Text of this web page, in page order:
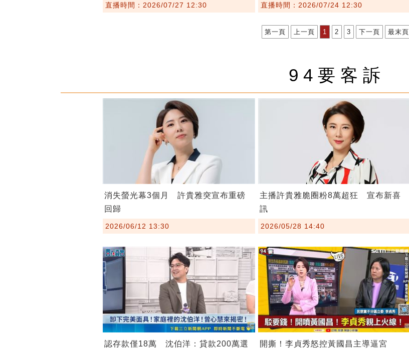
直播時間：2026/07/27 12:30 直播時間：2026/07/24 12:30
第一頁 上一頁 1 2 3 下一頁 最末頁
94要客訴
消失螢光幕3個月 許貴雅突宣布重磅
回歸
2026/06/12 13:30
主播許貴雅脆圈粉8萬超狂 宣布新喜
訊
2026/05/28 14:40
認存款僅18萬 沈伯洋：貸款200萬選
開撕！李貞秀怒控黃國昌主導逼宮